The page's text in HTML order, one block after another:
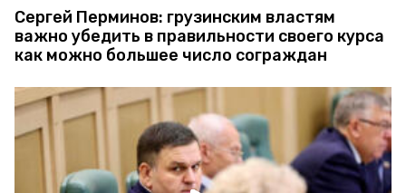
Сергей Перминов: грузинским властям
важно убедить в правильности своего курса
как можно большее число сограждан